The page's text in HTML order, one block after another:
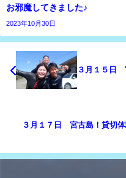
お邪魔してきました♪
2023年10月30日
３月１５日
３月１７日 宮古島！貸切体